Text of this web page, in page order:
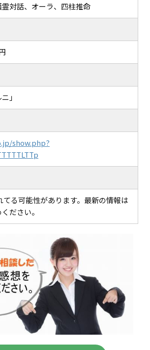
対話、オーラ、四柱推命
」
show.php?
る可能性があります。最新の情報は
ださい。